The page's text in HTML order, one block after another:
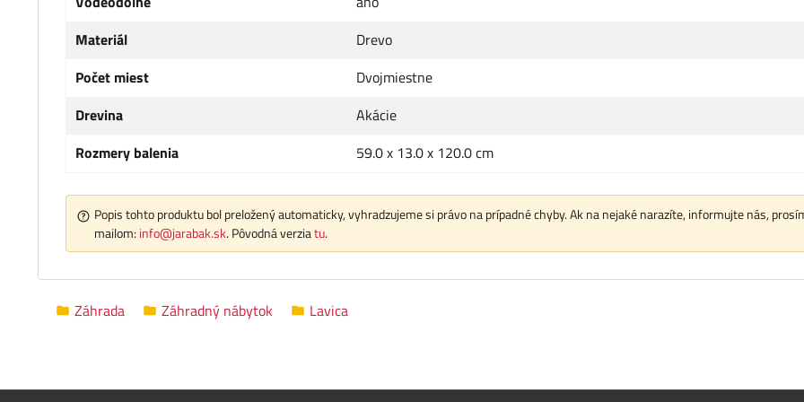
Materiál
Drevo
Počet miest
Dvojmiestne
Drevina
Akácie
Rozmery balenia
59.0 x 13.0 x 120.0 cm
Popis tohto produktu bol preložený automaticky, vyhradzujeme si právo na prípadné chyby. Ak na nejaké narazíte, informujte nás,
mailom: info@jarabak.sk. Pôvodná verziatu.
Záhrada Záhradný nábytok Lavica